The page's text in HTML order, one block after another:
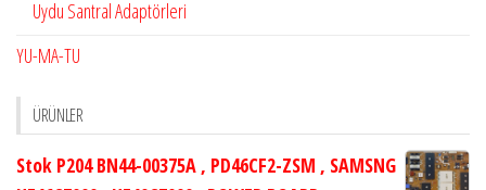
Uydu Santral Adaptörleri
YU-MA-TU
ÜRÜNLER
Stok P204 BN44-00375A , PD46CF2-ZSM , SAMSNG